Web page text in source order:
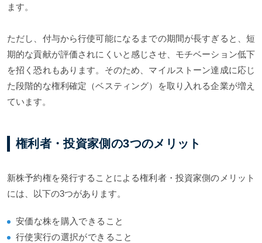
ます。
ただし、付与から行使可能になるまでの期間が長すぎると、短
期的な貢献が評価されにくいと感じさせ、モチベーション低下
を招く恐れもあります。そのため、マイルストーン達成に応じ
た段階的な権利確定（ベスティング）を取り入れる企業が増え
ています。
権利者・投資家側の3つのメリット
新株予約権を発行することによる権利者・投資家側のメリット
には、以下の3つがあります。
安価な株を購入できること
行使実行の選択ができること